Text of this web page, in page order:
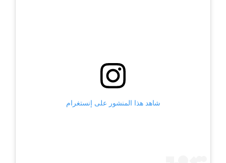
شاهد هذا المنشور على إنستغرام